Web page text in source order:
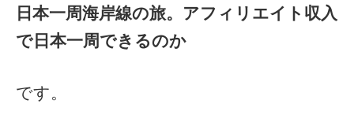
日本一周海岸線の旅。アフィリエイト収入
で日本一周できるのか
です。